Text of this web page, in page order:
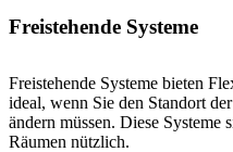
Freistehende Systeme
Freistehende Systeme bieten
ideal, wenn Sie den Standort
ändern müssen. Diese
Räumen nützlich.